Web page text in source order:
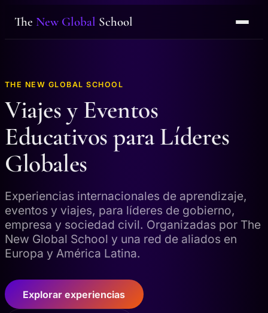
The New Global School
THE NEW GLOBAL SCHOOL
Viajes y Eventos
Educativos para Líderes
Globales
Experiencias internacionales de aprendizaje,
eventos y viajes, para líderes de gobierno,
empresa y sociedad civil. Organizadas por The
New Global School y una red de aliados en
Europa y América Latina.
Explorar experiencias